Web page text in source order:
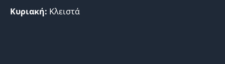
Κυριακή: Κλειστά